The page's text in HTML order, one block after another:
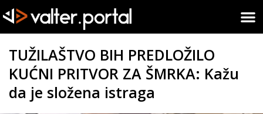
TUŽILAŠTVO BIH PREDLOŽILO
KUĆNI PRITVOR ZA ŠMRKA: Kažu
da je složena istraga